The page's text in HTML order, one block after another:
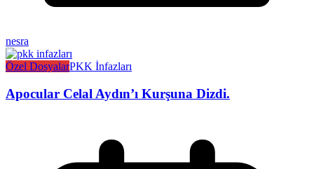
nesra
Özel DosyalarPKK İnfazları
Apocular Celal Aydın’ı Kurşuna Dizdi.